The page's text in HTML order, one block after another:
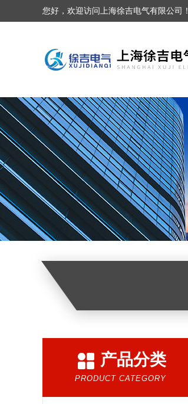
您好，欢迎访问上海徐吉电气有限公司！
产品分类
PRODUCT CATEGORY